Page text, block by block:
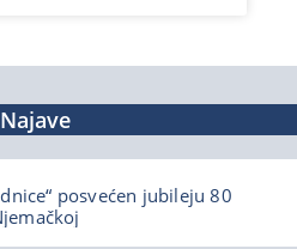
Najave
posvećen jubileju 80